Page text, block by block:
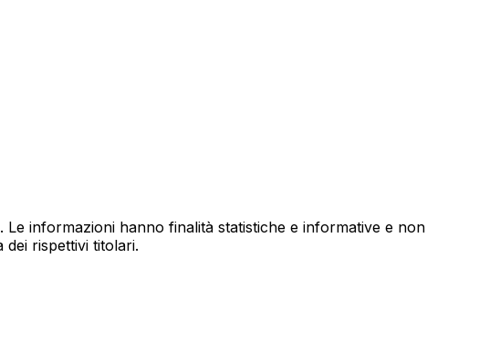
informazioni hanno finalità statistiche e informative e non
rispettivi titolari.